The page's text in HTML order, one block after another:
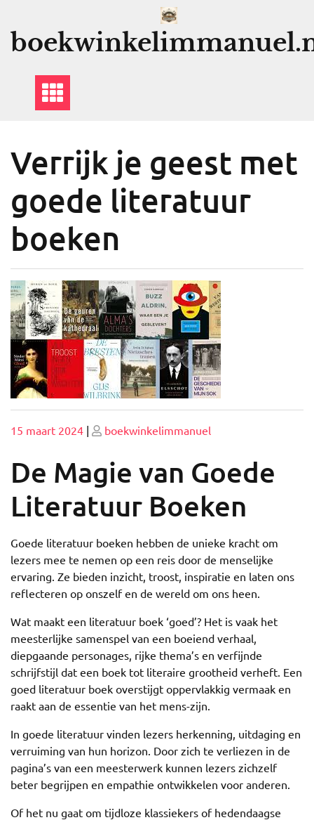
Verrijk je geest met
goede literatuur
boeken
Geplaatst
15 maart 2024 | Geplaatst
boekwinkelimmanuel
De Magie van Goede
Literatuur Boeken
Goede literatuur boeken hebben de unieke kracht om
lezers mee te nemen op een reis door de menselijke
ervaring. Ze bieden inzicht, troost, inspiratie en laten ons
reflecteren op onszelf en de wereld om ons heen.
Wat maakt een literatuur boek ‘goed’? Het is vaak het
meesterlijke samenspel van een boeiend verhaal,
diepgaande personages, rijke thema’s en verfijnde
schrijfstijl dat een boek tot literaire grootheid verheft. Een
goed literatuur boek overstijgt oppervlakkig vermaak en
raakt aan de essentie van het mens-zijn.
In goede literatuur vinden lezers herkenning, uitdaging en
verruiming van hun horizon. Door zich te verliezen in de
pagina’s van een meesterwerk kunnen lezers zichzelf
beter begrijpen en empathie ontwikkelen voor anderen.
Of het nu gaat om tijdloze klassiekers of hedendaagse